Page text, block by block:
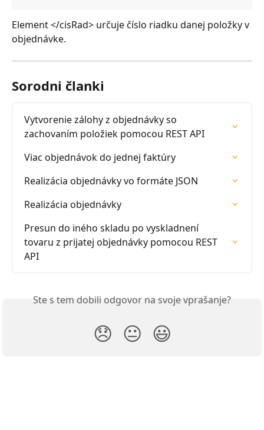
Element </cisRad> určuje číslo riadku danej položky v
objednávke.
Sorodni članki
Vytvorenie zálohy z objednávky so
zachovaním položiek pomocou REST API
Viac objednávok do jednej faktúry
Realizácia objednávky vo formáte JSON
Realizácia objednávky
Presun do iného skladu po vyskladnení
tovaru z prijatej objednávky pomocou REST
API
Ste s tem dobili odgovor na svoje vprašanje?
😞 😐 😃